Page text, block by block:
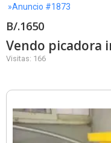
»Anuncio #1873
B/.1650
Vendo picadora
Visitas: 166